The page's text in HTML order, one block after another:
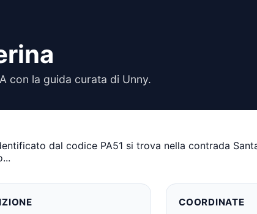
con la guida curata di Unny.
dal codice PA51 si trova nella contrada
COORDINATE